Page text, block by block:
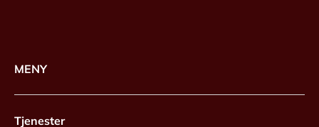
MENY
Tjenester